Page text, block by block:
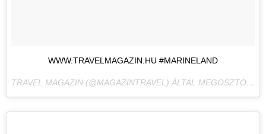
WWW.TRAVELMAGAZIN.HU #MARINELAND
TRAVEL MAGAZIN (@MAGAZINTRAVEL) ÁLTAL MEGOSZTOTT BEJEGYZÉS,